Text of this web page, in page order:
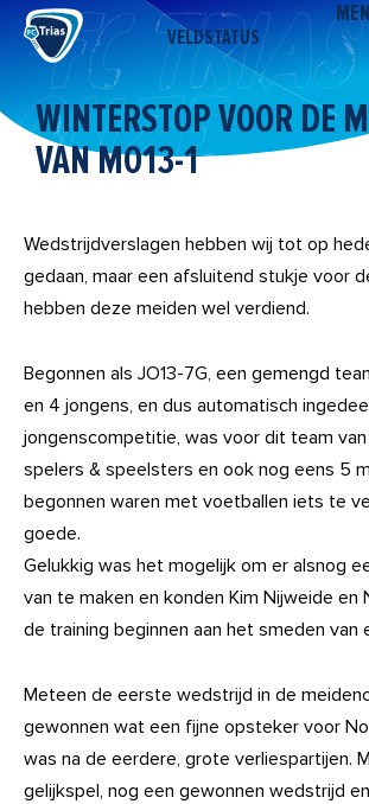
naar
inhoud
VELDSTATUS
WINTERSTOP VOOR DE
VAN MO13-1
Wedstrijdverslagen hebben wij tot op
gedaan, maar een afsluitend stukje voor
hebben deze meiden wel verdiend.
Begonnen als JO13-7G, een gemengd
en 4 jongens, en dus automatisch
jongenscompetitie, was voor dit team van
spelers & speelsters en ook nog eens 5
begonnen waren met voetballen iets te
goede.
Gelukkig was het mogelijk om er alsnog
van te maken en konden Kim Nijweide en
de training beginnen aan het smeden van
Meteen de eerste wedstrijd in de
gewonnen wat een fijne opsteker voor
was na de eerdere, grote verliespartijen.
gelijkspel, nog een gewonnen wedstrijd